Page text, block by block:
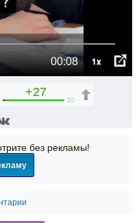
00:08 1x
+27
30
без рекламы!